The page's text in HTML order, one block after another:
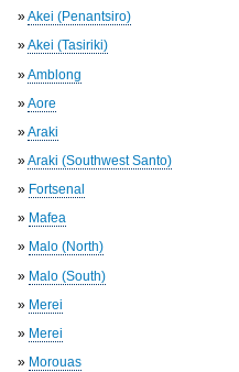
»Akei (Penantsiro)
»Akei (Tasiriki)
»Amblong
»Aore
»Araki
»Araki (Southwest Santo)
» Fortsenal
» Mafea
» Malo (North)
» Malo (South)
» Merei
» Merei
» Morouas